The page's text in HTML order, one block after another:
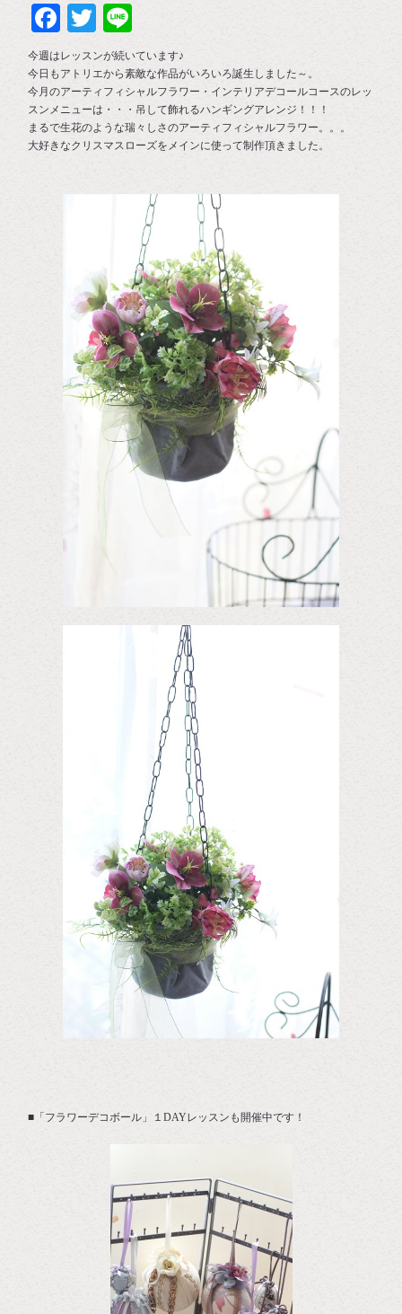
Facebook
Twitter
今週はレッスンが続いています♪
今日もアトリエから素敵な作品がいろいろ誕生しました～。
今月のアーティフィシャルフラワー・インテリアデコールコースのレッ
スンメニューは・・・吊して飾れるハンギングアレンジ！！！
まるで生花のような瑞々しさのアーティフィシャルフラワー。。。
大好きなクリスマスローズをメインに使って制作頂きました。
■「フラワーデコボール」１DAYレッスンも開催中です！